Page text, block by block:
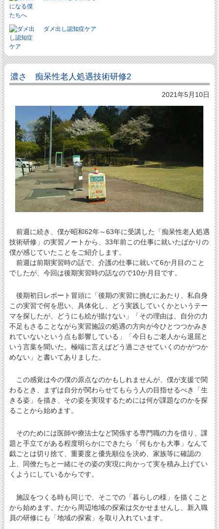
ダメ出し認知症ケア
濃さ 痴呆性老人処遇技術研修2
2021年5月10日
前週に続き、僕が昭和62年～63年に受講した「痴呆性老人処遇
技術研修」の実習ノートから、33年前この仕事に就いたばかりの
僕が感じていたことをご紹介します。
前週は前期実習時の話で、介護の仕事に就いて6か月目のこと
でしたが、今回は後期実習時の話なので10か月目です。
後期初日レポート冒頭に「後期の実習に挑むにあたり、私自身
この実習で何を思い、具体化し、どう実践していくかというテー
マを探したが、どうにも絵が描けない」「その理由は、自分の力
不足もさることながら実習施設の処遇の方向が今ひとつつかみき
れていないという点も影響している」「今日もご老人から退屈と
いう言葉を聞いた。極端に言えばどう過ごさせていくのかがつか
めない」と書いてありました。
この感覚は今の僕の原点なのかもしれませんが、僕が支援で関
わるとき、まずは自分が関わらせてもらう人の目指せるべき「生
きる姿」を描き、その姿を実現するためには何が課題なのかを探
ることから始めます。
そのためには医師や療法士など関係する専門職の力を借り、課
題と手立てがある程度明らかにできたら「何もかも大事」なんて
戯ごとは切り捨て、重要度と優先順位を決め、家族等に確認の
上、同僚たちと一緒にその姿の実現に向かって実を積み上げてい
くようにしているからです。
施設をつくる時も同じで、そこでの「暮らしの様」を描くこと
から始めます。だから周辺地域の探索は欠かせませんし、新入職
員の研修にも「地域の探索」を取り入れています。